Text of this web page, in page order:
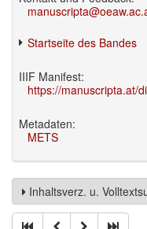
Startseite des Bandes
IIIF Manifest:
https://manuscripta.at/
Metadaten:
METS
Inhaltsverz. u.